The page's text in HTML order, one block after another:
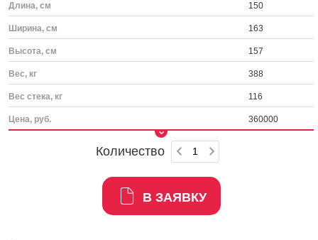
Длина, см 150
Ширина, см 163
Высота, см 157
Вес, кг 388
Вес стека, кг 116
Цена, руб. 360000
Количество
В ЗАЯВКУ